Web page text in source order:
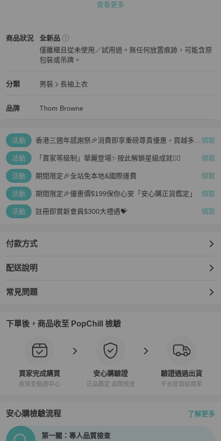
若有問題，請於收貨7日內與我們聯繫，我們將協助您辦理退貨。
配選購。
‼️多個賣場同步販售，請勿直接下單🙏下單前請私訊確認有無現貨
查看更多
商品狀況
Thom Browne男裝商品狀態與細節
全新品
僅離櫃且從未使用／試用過。無任何放置痕跡，可能含原
包裝或吊牌。
分類
Thom Browne男裝分類資訊
男裝
長袖上衣
品牌
Thom Browne精品男裝品牌介紹
Thom Browne
Thom Browne推薦清單
活動
香港三週年感謝祭🎉消費即享重磅尊貴優惠，買越多、 領取
活動 「賣家等級制」華麗登場✨按此解鎖星級成就👆🏻 領取
活動 期間限定🎉全站免本地&國際運費 領取
活動 期間限定🎉優惠價$199保你心安「安心購正貨鑑定」 領取
活動 註冊即賞新會員$300大禮遇💝 領取
付款方式
配送說明
常見問題
下單後，商品收至 PopChill 檢驗
買家完成購買
收貨至驗證中心
安心購驗證
正品鑑定 品質檢查
驗證通過出貨
平台發貨給買家
安心購檢驗流程 了解更多
PopChill拍拍圈正品驗證、安心購檢驗流程介紹
第一關：專人品質檢查